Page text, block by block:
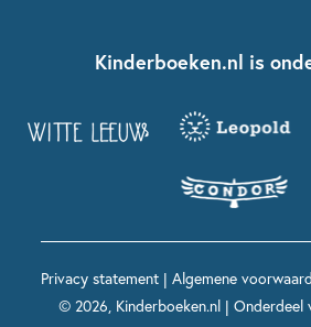
Kinderboeken diversiteit
Grappige kinderboeken
Spannende kinderboeken
Boekentips 12+ jaar
Voor volwassenen
Spekkie en Sproet
Maxi & Helium
Voor het onderwijs
Kinderboeken.nl is
Privacy statement| Algemene
© 2026, Kinderboeken.nl | Onderdeel